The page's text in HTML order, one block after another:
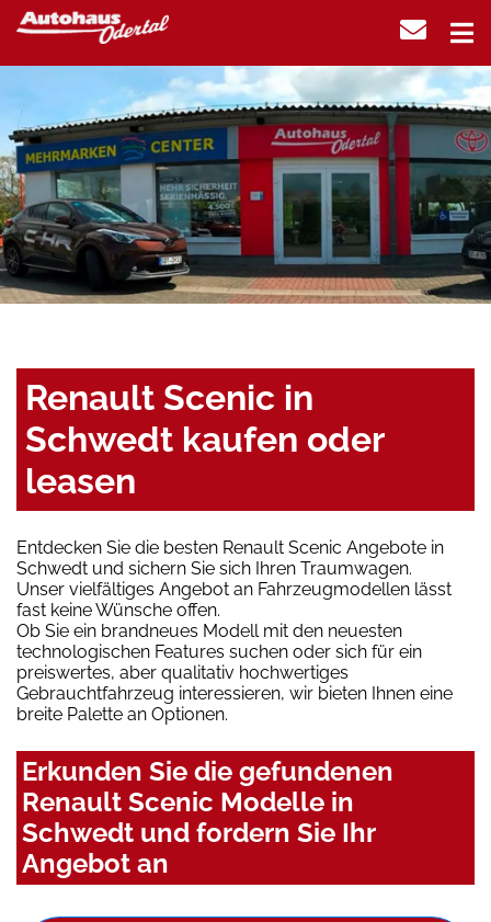
Renault Scenic in
Schwedt kaufen oder
leasen
Entdecken Sie die besten Renault Scenic Angebote in
Schwedt und sichern Sie sich Ihren Traumwagen.
Unser vielfältiges Angebot an Fahrzeugmodellen lässt
fast keine Wünsche offen.
Ob Sie ein brandneues Modell mit den neuesten
technologischen Features suchen oder sich für ein
preiswertes, aber qualitativ hochwertiges
Gebrauchtfahrzeug interessieren, wir bieten Ihnen eine
breite Palette an Optionen.
Erkunden Sie die gefundenen
Renault Scenic Modelle in
Schwedt und fordern Sie Ihr
Angebot an